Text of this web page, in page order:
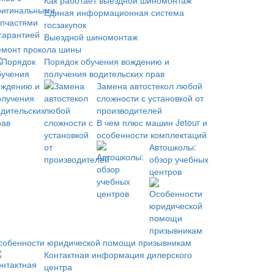
Единая информационная система
госзакупок
Выездной шиномонтаж
прокола шины
Порядок обучения вождению и
получения водительских прав
Замена автостекол любой
сложности с установкой от
производителей
В чем плюс машин Jetour и
особенности комплектаций
Автошколы:
обзор учебных
центров
юридической помощи призывникам
Контактная информация дилерского
центра